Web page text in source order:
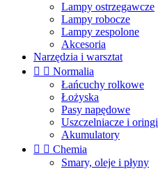
Lampy ostrzegawcze
Lampy robocze
Lampy zespolone
Akcesoria
Narzędzia i warsztat
  Normalia
Łańcuchy rolkowe
Łożyska
Pasy napędowe
Uszczelniacze i oringi
Akumulatory
  Chemia
Smary, oleje i płyny